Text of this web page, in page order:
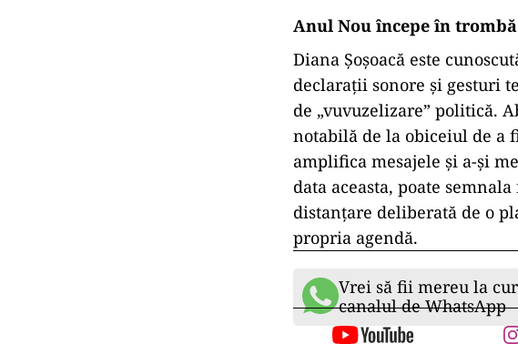
Anul Nou începe în
Diana Șoșoacă este
declarații sonore și gesturi
de „vuvuzelizare” politică.
notabilă de la obiceiul de
amplifica mesajele și a-și
data aceasta, poate semnala
distanțare deliberată de o
propria agendă.
Vrei să fii mereu la
canalul de WhatsApp